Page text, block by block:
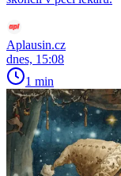
Aplausin.cz
dnes, 15:08
1 min